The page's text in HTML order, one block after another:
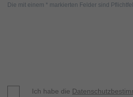
Die mit einem * markierten Felder sind
Ich habe die